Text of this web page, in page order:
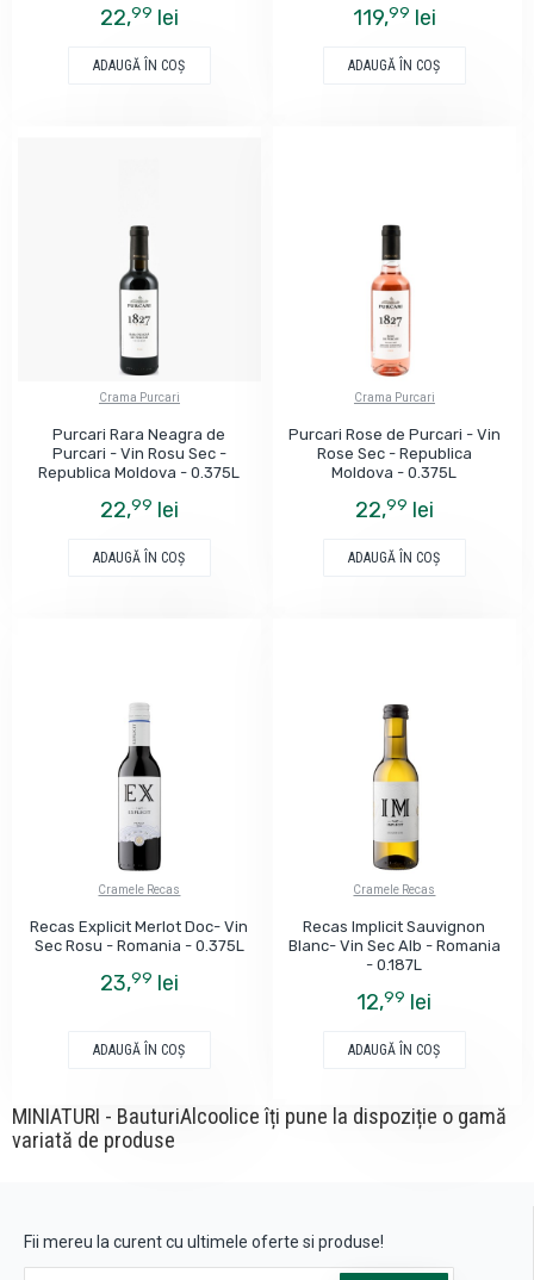
22,99 lei
ADAUGĂ ÎN COŞ
119,99 lei
ADAUGĂ ÎN COŞ
Crama Purcari
Purcari Rara Neagra de
Purcari - Vin Rosu Sec -
Republica Moldova - 0.375L
22,99 lei
ADAUGĂ ÎN COŞ
Crama Purcari
Purcari Rose de Purcari - Vin
Rose Sec - Republica
Moldova - 0.375L
22,99 lei
ADAUGĂ ÎN COŞ
Cramele Recas
Recas Explicit Merlot Doc- Vin
Sec Rosu - Romania - 0.375L
23,99 lei
ADAUGĂ ÎN COŞ
Cramele Recas
Recas Implicit Sauvignon
Blanc- Vin Sec Alb - Romania
- 0.187L
12,99 lei
ADAUGĂ ÎN COŞ
MINIATURI - BauturiAlcoolice îți pune la dispoziție o gamă
variată de produse
Fii mereu la curent cu ultimele oferte si produse!